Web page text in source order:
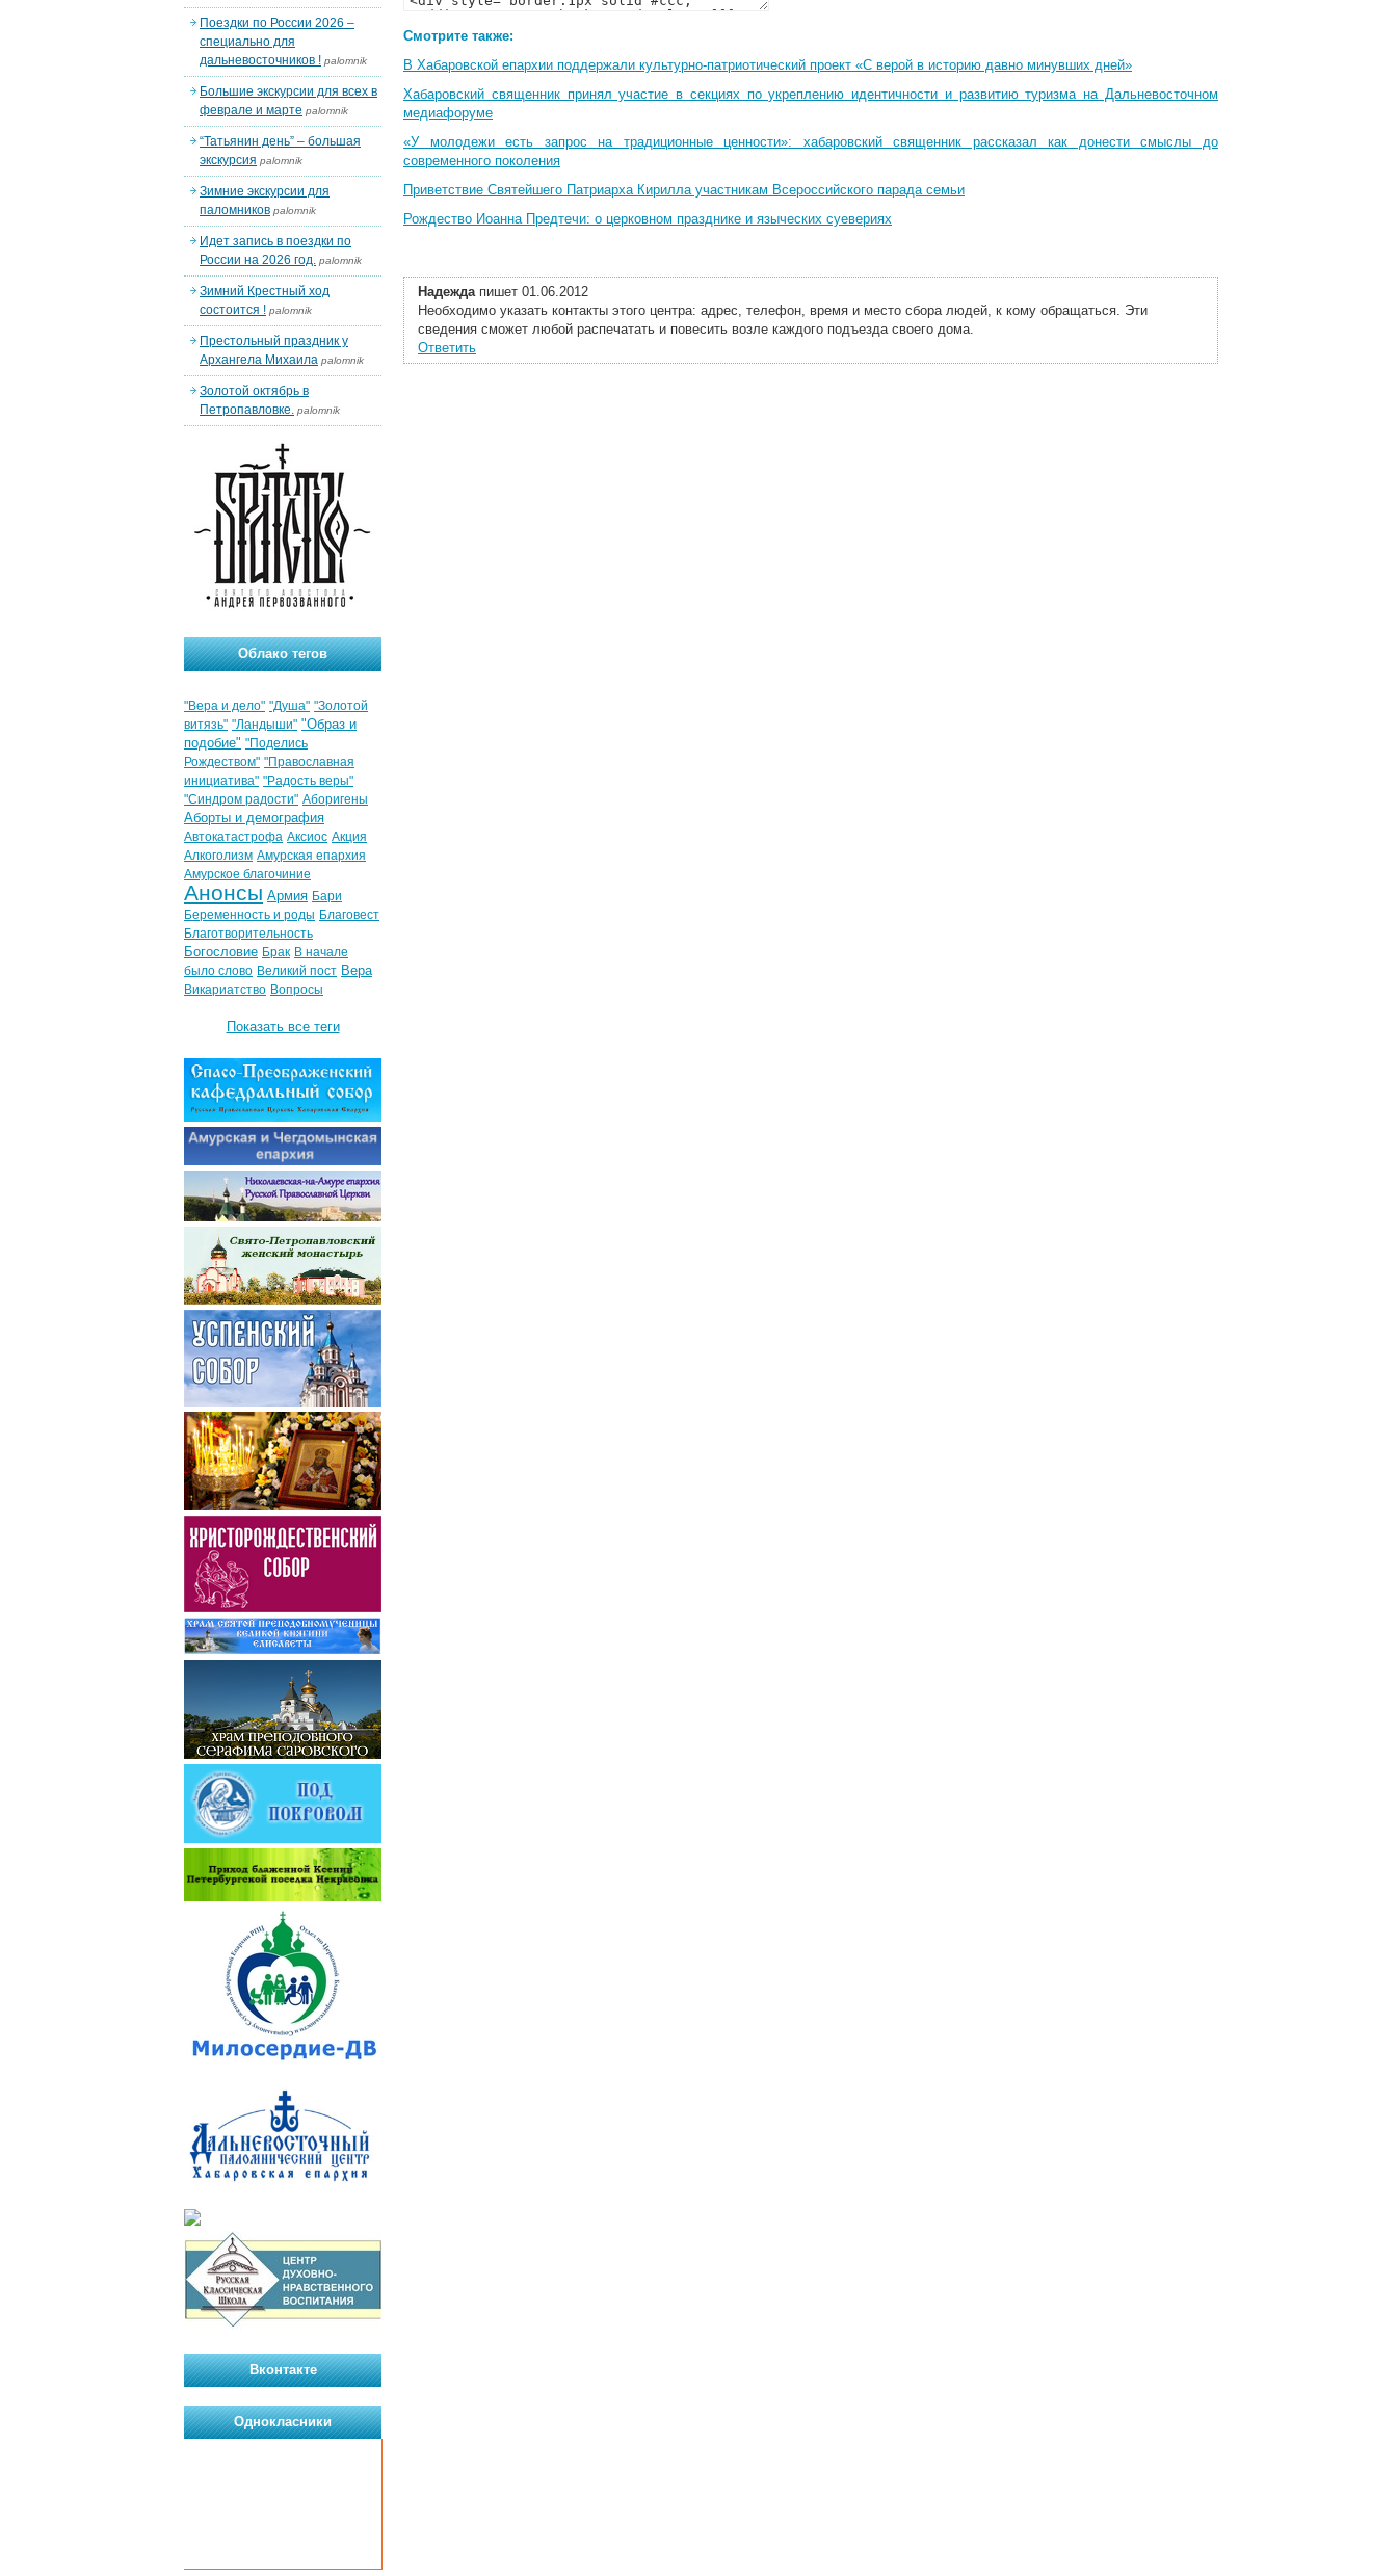
Смотрите также:
В Хабаровской епархии поддержали культурно-патриотический проект «С верой в историю давно минувших дней»
Хабаровский священник принял участие в секциях по укреплению идентичности и развитию туризма на Дальневосточном
медиафоруме
«У молодежи есть запрос на традиционные ценности»: хабаровский священник рассказал как донести смыслы до
современного поколения
Приветствие Святейшего Патриарха Кирилла участникам Всероссийского парада семьи
Рождество Иоанна Предтечи: о церковном празднике и языческих суевериях
Надеждапишет 01.06.2012
Необходимо указать контакты этого центра: адрес, телефон, время и место сбора людей, к кому обращаться. Эти
сведения сможет любой распечатать и повесить возле каждого подъезда своего дома.
Ответить
Поездки по России 2026 –
специально для
дальневосточников ! palomnik
Большие экскурсии для всех в
феврале и марте palomnik
“Татьянин день” – большая
экскурсия palomnik
Зимние экскурсии для
паломников palomnik
Идет запись в поездки по
России на 2026 год. palomnik
Зимний Крестный ход
состоится ! palomnik
Престольный праздник у
Архангела Михаила palomnik
Золотой октябрь в
Петропавловке. palomnik
Облако тегов
"Вера и дело" "Душа" "Золотой
витязь" "Ландыши" "Образ и
подобие" "Поделись
Рождеством" "Православная
инициатива" "Радость веры"
"Синдром радости" Аборигены
Аборты и демография
Автокатастрофа Аксиос Акция
Алкоголизм Амурская епархия
Амурское благочиние
Анонсы Армия Бари
Беременность и роды Благовест
Благотворительность
Богословие Брак В начале
было слово Великий пост Вера
Викариатство Вопросы
Показать все теги
Вконтакте
Однокласники